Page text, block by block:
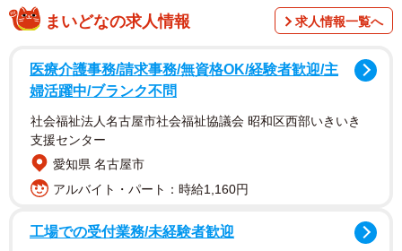
『東京逃避行』主演の池田朱那（撮影：石井隼人）
まいどなの求人情報 求人情報一覧へ
医療介護事務/請求事務/無資格OK/経験者歓迎/主
婦活躍中/ブランク不問
社会福祉法人名古屋市社会福祉協議会 昭和区西部いきいき
支援センター
愛知県 名古屋市
アルバイト・パート：時給1,160円
工場での受付業務/未経験者歓迎